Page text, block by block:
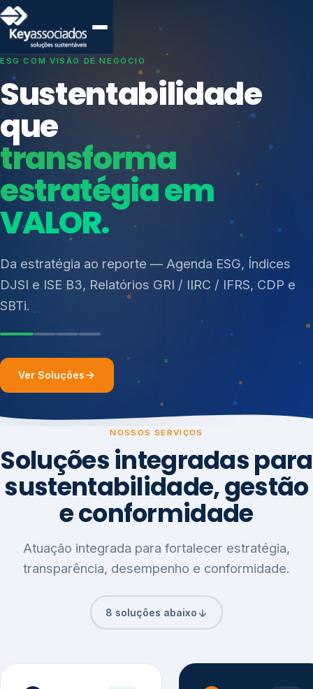
SISTEMAS DE GESTÃO OTIMIZADOS E INTEGRADOS
Conformidade que
protege seu
negócio.
Consultoria, auditoria e treinamentos em ISO 27001,
ISO 27701, ISO 42001, ISO 37001, ISO 9001, ISO
14001, ISO 45001, ONA e PNQ — Gestão de
resíduos sólidos (PGRS/PMGRS).
Índices de Mercado
Mudanças Climáticas
Reputação e Cadeia
Reporte Regulatório
Ver Soluções
NOSSOS SERVIÇOS
Soluções integradas para
sustentabilidade, gestão
e conformidade
Atuação integrada para fortalecer estratégia,
transparência, desempenho e conformidade.
8 soluções abaixo